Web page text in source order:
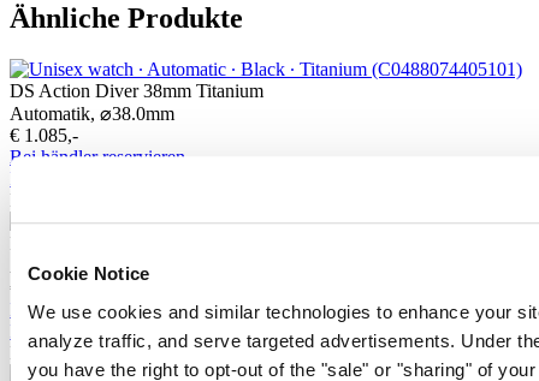
Cookie Notice
We use cookies and similar technologies to enhance your
analyze traffic, and serve targeted advertisements. Under
you have the right to opt-out of the "sale" or "sharing" of
Ähnliche Produkte
DS Action Diver 38mm Titanium
Automatik, ⌀38.0mm
€ 1.085,-
Bei händler reservieren
Filiale finden
Neu
DS Action Diver 38mm Titanium
Automatik,⌀38.0mm
€ 1.085,-
Bei händler reservieren
Filiale finden
Neu